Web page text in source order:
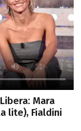
Mara
lite), Fialdini